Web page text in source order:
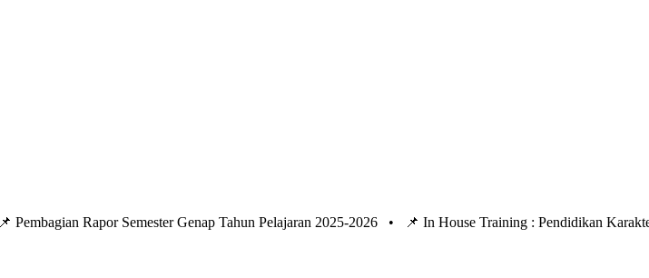
📌 Pembagian Rapor Semester Genap Tahun Pelajaran 2025-2026 •
📌 In House Training : Pendidikan